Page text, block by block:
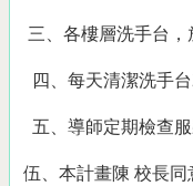
三、各樓層洗手台，
四、每天清潔洗手台
五、導師定期檢查
伍、本計畫陳 校長同